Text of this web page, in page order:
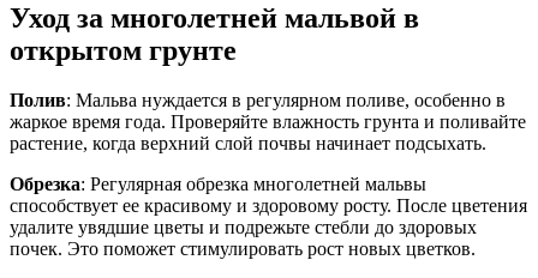
Уход за многолетней мальвой в
открытом грунте
Полив: Мальва нуждается в регулярном поливе, особенно в
жаркое время года. Проверяйте влажность грунта и поливайте
растение, когда верхний слой почвы начинает подсыхать.
Обрезка: Регулярная обрезка многолетней мальвы
способствует ее красивому и здоровому росту. После цветения
удалите увядшие цветы и подрежьте стебли до здоровых
почек. Это поможет стимулировать рост новых цветков.